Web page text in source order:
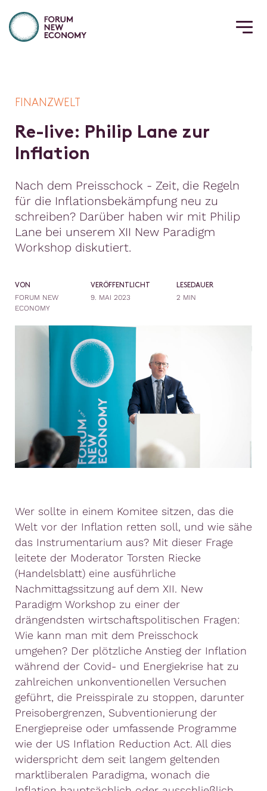
FINANZWELT
Re-live: Philip Lane zur
Infation
Nach dem Preisschock - Zeit, die Regeln
für die Inflationsbekämpfung neu zu
schreiben? Darüber haben wir mit Philip
Lane bei unserem XII New Paradigm
Workshop diskutiert.
VON
FORUM NEW
ECONOMY
VERÖFFENTLICHT
9. MAI 2023
LESEDAUER
2 MIN
Wer sollte in einem Komitee sitzen, das die
Welt vor der Inflation retten soll, und wie sähe
das Instrumentarium aus? Mit dieser Frage
leitete der Moderator Torsten Riecke
(Handelsblatt) eine ausführliche
Nachmittagssitzung auf dem XII. New
Paradigm Workshop zu einer der
drängendsten wirtschaftspolitischen Fragen:
Wie kann man mit dem Preisschock
umgehen? Der plötzliche Anstieg der Inflation
während der Covid- und Energiekrise hat zu
zahlreichen unkonventionellen Versuchen
geführt, die Preisspirale zu stoppen, darunter
Preisobergrenzen, Subventionierung der
Energiepreise oder umfassende Programme
wie der US Inflation Reduction Act. All dies
widerspricht dem seit langem geltenden
marktliberalen Paradigma, wonach die